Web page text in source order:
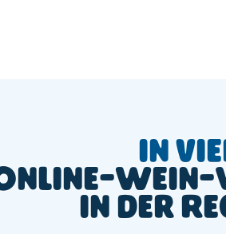
In
Wein-
in der